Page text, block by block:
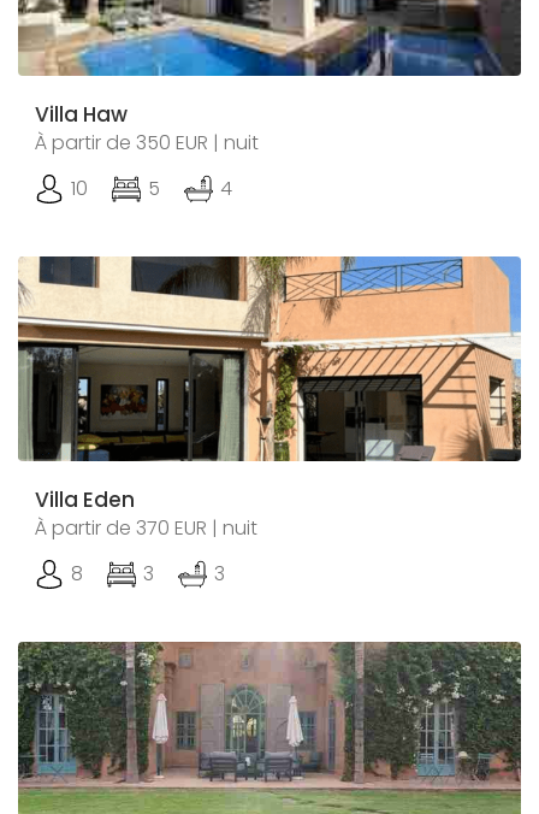
Villa Haw
À partir de 350 EUR | nuit
10
5 4
Villa Eden
À partir de 370 EUR | nuit
8
3 3